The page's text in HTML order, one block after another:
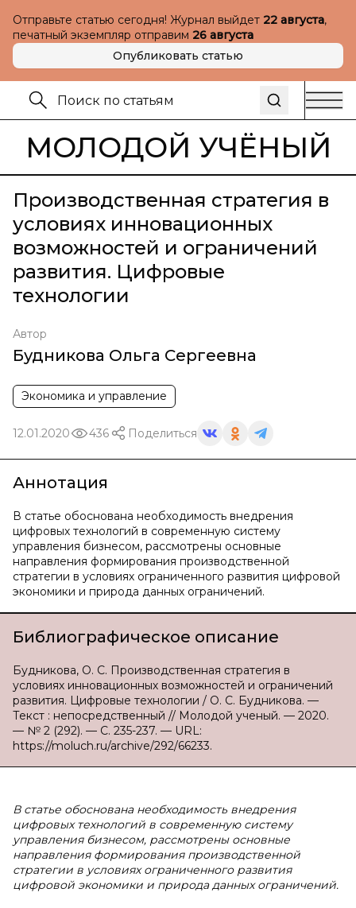
Отправьте статью сегодня! Журнал выйдет 22 августа,
печатный экземпляр отправим 26 августа
Опубликовать статью
МОЛОДОЙ УЧЁНЫЙ
Производственная стратегия в
условиях инновационных
возможностей и ограничений
развития. Цифровые
технологии
Автор
Будникова Ольга Сергеевна
Экономика и управление
12.01.2020 436 Поделиться
Аннотация
В статье обоснована необходимость внедрения
цифровых технологий в современную систему
управления бизнесом, рассмотрены основные
направления формирования производственной
стратегии в условиях ограниченного развития цифровой
экономики и природа данных ограничений.
Библиографическое описание
Будникова, О. С. Производственная стратегия в
условиях инновационных возможностей и ограничений
развития. Цифровые технологии / О. С. Будникова. —
Текст : непосредственный // Молодой ученый. — 2020.
— № 2 (292). — С. 235-237. — URL:
https://moluch.ru/archive/292/66233.
В статье обоснована необходимость внедрения
цифровых технологий в современную систему
управления бизнесом, рассмотрены основные
направления формирования производственной
стратегии в условиях ограниченного развития
цифровой экономики и природа данных ограничений.